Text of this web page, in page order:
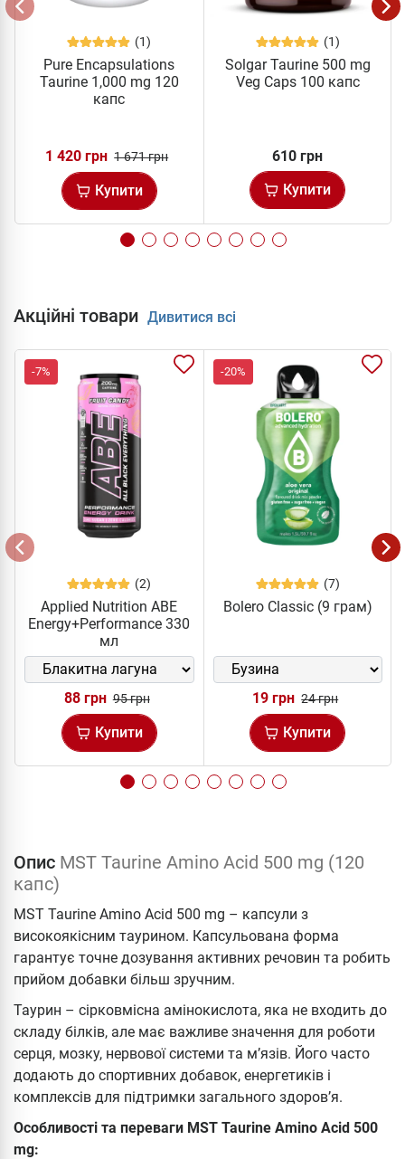
(1)
Pure Encapsulations
Taurine 1,000 mg 120
капс
1 420 грн 1 671 грн
Купити
(1)
Solgar Taurine 500 mg
Veg Caps 100 капс
610 грн
Купити
Акційні товари Дивитися всі
-7%
(2)
Applied Nutrition ABE
Energy+Performance 330
мл
88 грн 95 грн
Купити
-20%
(7)
Bolero Classic (9 грам)
19 грн 24 грн
Купити
Опис MST Taurine Amino Acid 500 mg (120
капс)
MST Taurine Amino Acid 500 mg – капсули з
високоякісним таурином. Капсульована форма
гарантує точне дозування активних речовин та робить
прийом добавки більш зручним.
Таурин – сірковмісна амінокислота, яка не входить до
складу білків, але має важливе значення для роботи
серця, мозку, нервової системи та м’язів. Його часто
додають до спортивних добавок, енергетиків і
комплексів для підтримки загального здоров’я.
Особливості та переваги MST Taurine Amino Acid 500
mg: